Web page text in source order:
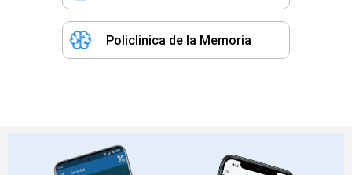
Policlinica de la Memoria